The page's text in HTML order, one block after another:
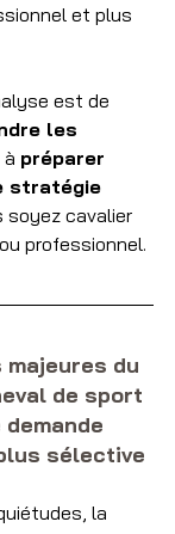
et plus
est de
les
préparer
stratégie
soyez cavalier
professionnel.
majeures du
de sport
sélective
la